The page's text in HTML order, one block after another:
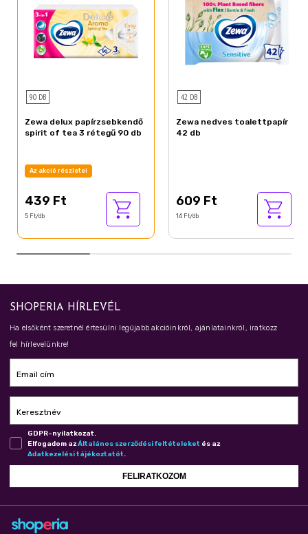
90 DB
Zewa delux papírzsebkendő
spirit of tea 3 rétegű 90 db
Az akció részletei
439 Ft
5 Ft/db
42 DB
Zewa nedves toalettpapír
42 db
609 Ft
14 Ft/db
SHOPERIA HÍRLEVÉL
Ha elsőként szeretnél értesülni legújabb akcióinkról, ajánlatainkról, iratkozz
fel hírlevelünkre!
Email cím
Keresztnév
GDPR-nyilatkozat.
Elfogadom azÁl­ta­lá­nos szer­ző­dé­si fel­té­te­le­ket és az
Adat­ke­ze­lé­si tá­jé­koz­ta­tót.
FELIRATKOZOM